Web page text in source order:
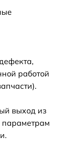
работой
выход из
параметрам